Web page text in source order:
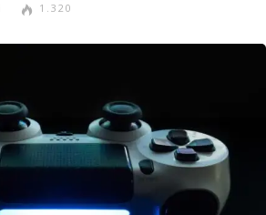
1.320